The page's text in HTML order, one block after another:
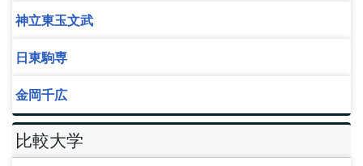
神立東玉文武
日東駒専
金岡千広
比較大学